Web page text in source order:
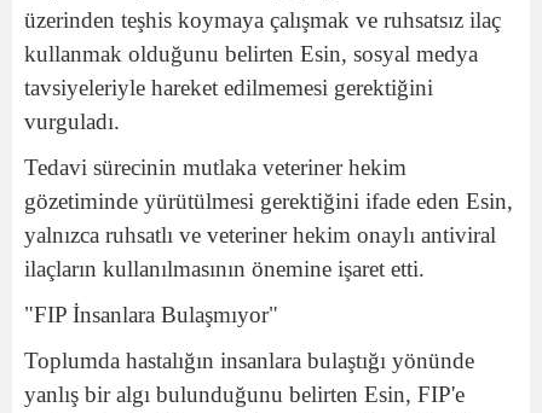
üzerinden teşhis koymaya çalışmak ve ruhsatsız ilaç
kullanmak olduğunu belirten Esin, sosyal medya
tavsiyeleriyle hareket edilmemesi gerektiğini
vurguladı.
Tedavi sürecinin mutlaka veteriner hekim
gözetiminde yürütülmesi gerektiğini ifade eden Esin,
yalnızca ruhsatlı ve veteriner hekim onaylı antiviral
ilaçların kullanılmasının önemine işaret etti.
"FIP İnsanlara Bulaşmıyor"
Toplumda hastalığın insanlara bulaştığı yönünde
yanlış bir algı bulunduğunu belirten Esin, FIP'e